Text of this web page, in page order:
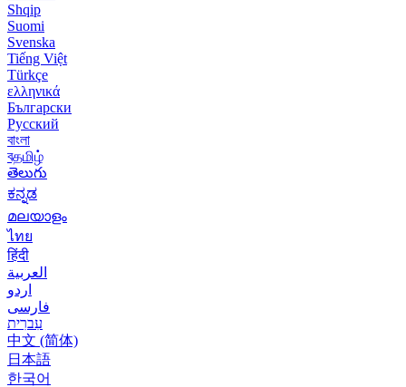
Shqip
Suomi
Svenska
Tiếng Việt
Türkçe
ελληνικά
Български
Русский
বাংলা
বதமிழ்
తెలుగు
ಕನ್ನಡ
മലയാളം
ไทย
हिंदी
العربية
اردو
فارسی
עִברִית
中文 (简体)
日本語
한국어